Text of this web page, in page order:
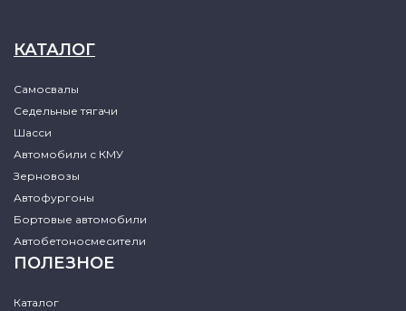
КАТАЛОГ
Самосвалы
Седельные тягачи
Шасси
Автомобили с КМУ
Зерновозы
Автофургоны
Бортовые автомобили
Автобетоносмесители
ПОЛЕЗНОЕ
Каталог